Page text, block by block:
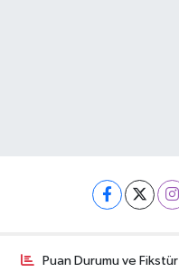
Puan Durumu ve Fikstür